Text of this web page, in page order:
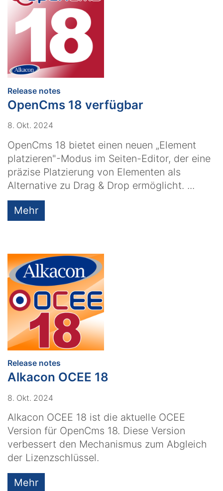
Release notes
OpenCms 18 verfügbar
8. Okt. 2024
OpenCms 18 bietet einen neuen „Element
platzieren"-Modus im Seiten-Editor, der eine
präzise Platzierung von Elementen als
Alternative zu Drag & Drop ermöglicht. ...
Mehr
Release notes
Alkacon OCEE 18
8. Okt. 2024
Alkacon OCEE 18 ist die aktuelle OCEE
Version für OpenCms 18. Diese Version
verbessert den Mechanismus zum Abgleich
der Lizenzschlüssel.
Mehr